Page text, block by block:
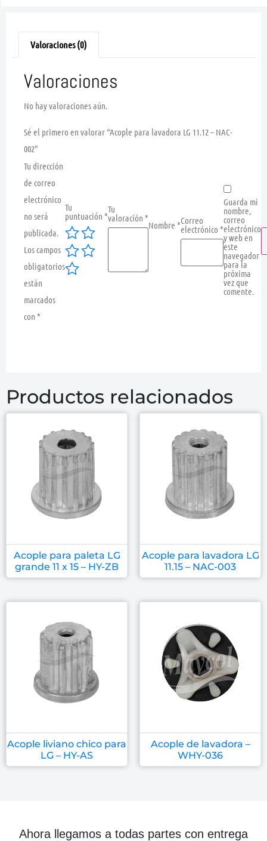
Valoraciones (0)
Valoraciones
No hay valoraciones aún.
Sé el primero en valorar “Acople para lavadora LG 11.12 – NAC-
002”
Tu dirección
de correo
electrónico
no será
publicada.
Los campos
obligatorios
están
marcados
con *
Tu
puntuación *
Tu
valoración *
Nombre *Correo
electrónico *
Guarda mi
nombre,
correo
electrónico
y web en
este
navegador
para la
próxima
vez que
comente.
Productos relacionados
Acople para paleta LG
grande 11 x 15 – HY-ZB
Acople para lavadora LG
11.15 – NAC-003
Acople liviano chico para
LG – HY-AS
Acople de lavadora –
WHY-036
Ahora llegamos a todas partes con entrega